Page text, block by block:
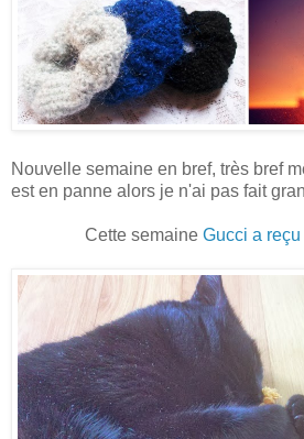
Nouvelle semaine en bref, très bref
est en panne alors je n'ai pas fait
Cette semaine Gucci a